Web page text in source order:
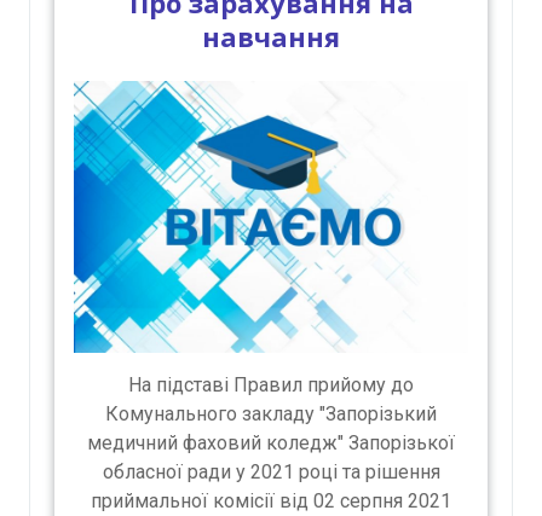
навчання
На підставі Правил прийому до
Комунального закладу "Запорізький
медичний фаховий коледж" Запорізької
обласної ради у 2021 році та рішення
приймальної комісії від 02 серпня 2021